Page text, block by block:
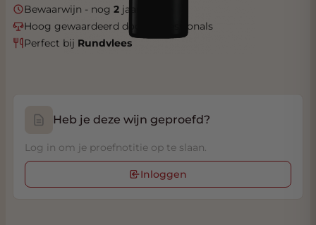
Bewaarwijn - nog 2 jaar rijpen
Hoog gewaardeerd door professionals
Perfect bij Rundvlees
Heb je deze wijn geproefd?
Log in om je proefnotitie op te slaan.
Inloggen